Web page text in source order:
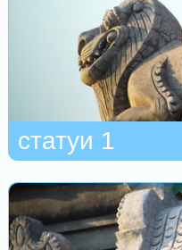
статуи 1